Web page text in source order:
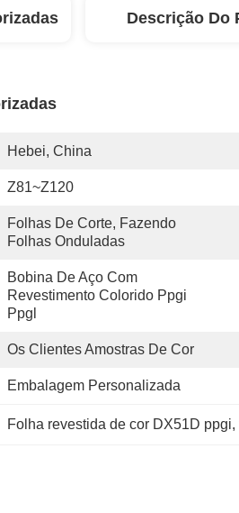
Descrição Do
Hebei, China
Z81~Z120
Folhas De Corte, Fazendo
Folhas Onduladas
Bobina De Aço Com
Revestimento Colorido Ppgi
Ppgl
Os Clientes Amostras De Cor
Embalagem Personalizada
Folha revestida de cor DX51D ppgi,